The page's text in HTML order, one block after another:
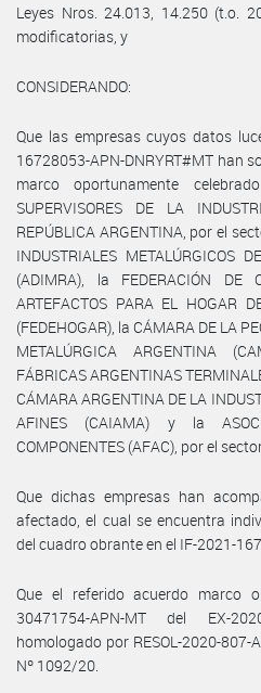
Leyes Nros. 24.013, 14.250 (t.o.
modificatorias, y
CONSIDERANDO:
Que las empresas cuyos datos
16728053-APN-DNRYRT#MT han
marco oportunamente
SUPERVISORES DE LA
REPÚBLICA ARGENTINA, por el
INDUSTRIALES METALÚRGICOS
(ADIMRA), la FEDERACIÓN DE
ARTEFACTOS PARA EL HOGAR
(FEDEHOGAR), la CÁMARA DE LA
METALÚRGICA ARGENTINA
FÁBRICAS ARGENTINAS
CÁMARA ARGENTINA DE LA
AFINES (CAIAMA) y la
COMPONENTES (AFAC), por el
Que dichas empresas han
afectado, el cual se encuentra
del cuadro obrante en el IF-2021-
Que el referido acuerdo marco
30471754-APN-MT del EX-
homologado por RESOL-2020-
Nº 1092/20.